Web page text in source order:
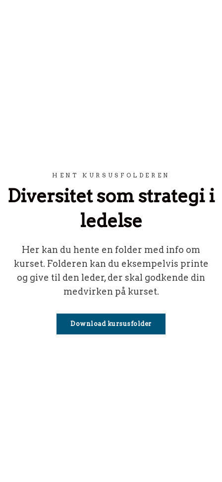
HENT KURSUSFOLDEREN
Diversitet som strategi i
ledelse
Her kan du hente en folder med info om
kurset. Folderen kan du eksempelvis printe
og give til den leder, der skal godkende din
medvirken på kurset.
Download kursusfolder